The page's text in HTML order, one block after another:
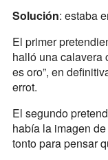
Solución: estaba
El primer
halló una calavera
es oro”, en
errot.
El segundo
había la imagen
tonto para pensar